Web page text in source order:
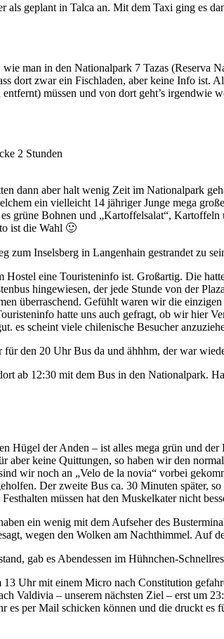
als geplant in Talca an. Mit dem Taxi ging es
man in den Nationalpark 7 Tazas (Reserva
dort zwar ein Fischladen, aber keine Info ist.
müssen und von dort geht’s irgendwie
2 Stunden
dann aber halt wenig Zeit im Nationalpark
ein vielleicht 14 jähriger Junge mega
grüne Bohnen und „Kartoffelsalat“,
ist die Wahl 🙂
zum Inselsberg in Langenhain gestrandet zu
eine Touristeninfo ist. Großartig. Die
hingewiesen, der jede Stunde von der
überraschend. Gefühlt waren wir die
hatte uns auch gefragt, ob wir hier
es scheint viele chilenische Besucher
für den 20 Uhr Bus da und ähhhm, der war
ab 12:30 mit dem Bus in den Nationalpark.
Hügel der Anden – ist alles mega grün und
aber keine Quittungen, so haben wir den
wir noch an „Velo de la novia“ vorbei
Der zweite Bus ca. 30 Minuten später,
müssen hat den Muskelkater nicht
ein wenig mit dem Aufseher des
wegen den Wolken am Nachthimmel. Auf
gab es Abendessen im Hühnchen-
Uhr mit einem Micro nach Constitution
Valdivia – unserem nächsten Ziel – erst um
per Mail schicken können und die druckt